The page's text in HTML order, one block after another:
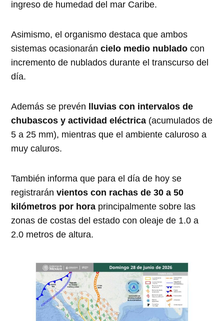
ingreso de humedad del mar Caribe.
Asimismo, el organismo destaca que ambos
sistemas ocasionaráncielo medio nubladocon
incremento de nublados durante el transcurso del
día.
Además se prevén lluvias con intervalos de
chubascos y actividad eléctrica (acumulados de
5 a 25 mm), mientras que el ambiente caluroso a
muy caluros.
También informa que para el día de hoy se
registraránvientos con rachas de 30 a 50
kilómetros por hora principalmente sobre las
zonas de costas del estado con oleaje de 1.0 a
2.0 metros de altura.